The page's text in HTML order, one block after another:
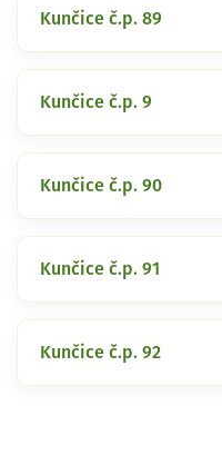
Kunčice č.p. 89
Kunčice č.p. 9
Kunčice č.p. 90
Kunčice č.p. 91
Kunčice č.p. 92